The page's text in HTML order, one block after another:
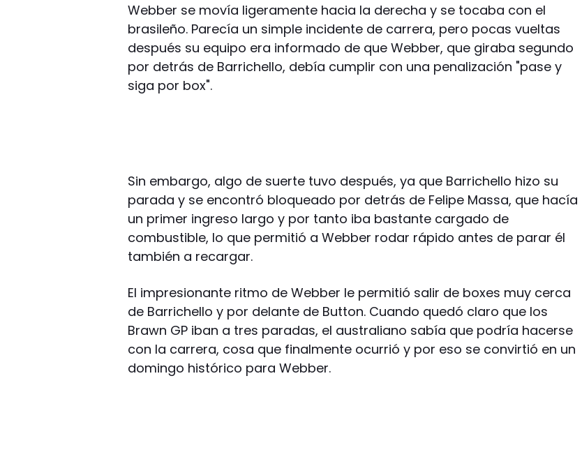
Webber se movía ligeramente hacia la derecha y se tocaba con el
brasileño. Parecía un simple incidente de carrera, pero pocas vueltas
después su equipo era informado de que Webber, que giraba segundo
por detrás de Barrichello, debía cumplir con una penalización "pase y
siga por box".
Sin embargo, algo de suerte tuvo después, ya que Barrichello hizo su
parada y se encontró bloqueado por detrás de Felipe Massa, que hacía
un primer ingreso largo y por tanto iba bastante cargado de
combustible, lo que permitió a Webber rodar rápido antes de parar él
también a recargar.
El impresionante ritmo de Webber le permitió salir de boxes muy cerca
de Barrichello y por delante de Button. Cuando quedó claro que los
Brawn GP iban a tres paradas, el australiano sabía que podría hacerse
con la carrera, cosa que finalmente ocurrió y por eso se convirtió en un
domingo histórico para Webber.